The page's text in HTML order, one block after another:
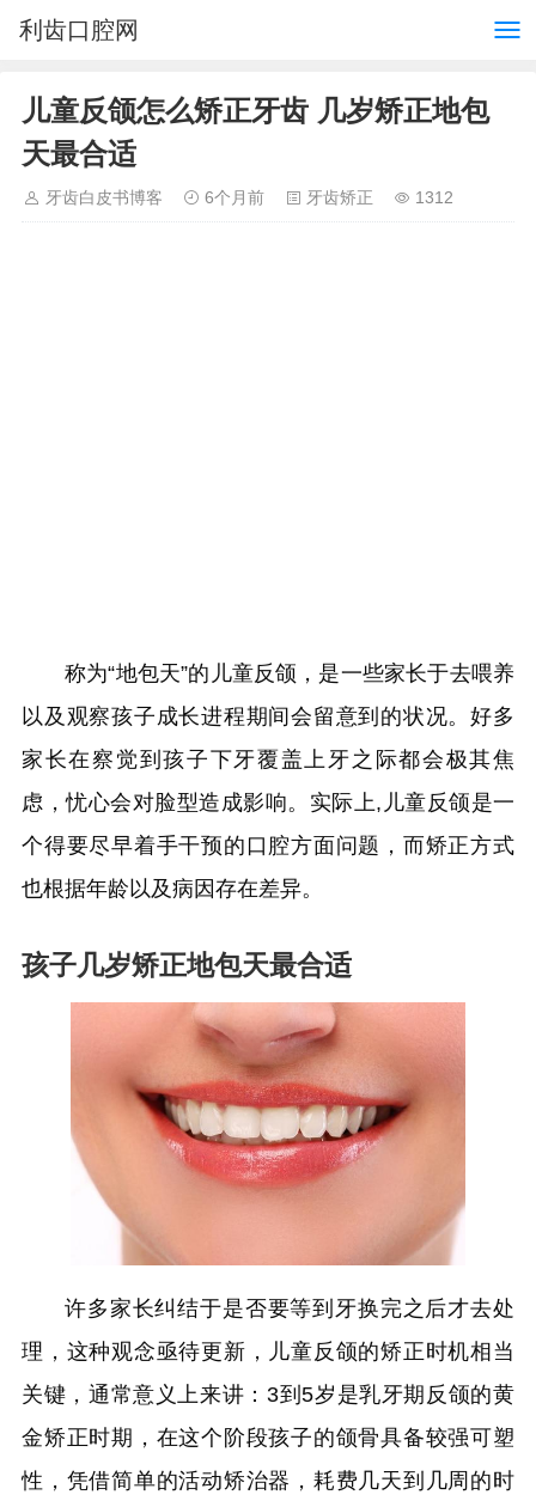
利齿口腔网
儿童反颌怎么矫正牙齿 几岁矫正地包
天最合适
牙齿白皮书博客 6个月前 牙齿矫正 1312
称为“地包天”的儿童反颌，是一些家长于去喂养
以及观察孩子成长进程期间会留意到的状况。好多
家长在察觉到孩子下牙覆盖上牙之际都会极其焦
虑，忧心会对脸型造成影响。实际上,儿童反颌是一
个得要尽早着手干预的口腔方面问题，而矫正方式
也根据年龄以及病因存在差异。
孩子几岁矫正地包天最合适
许多家长纠结于是否要等到牙换完之后才去处
理，这种观念亟待更新，儿童反颌的矫正时机相当
关键，通常意义上来讲：3到5岁是乳牙期反颌的黄
金矫正时期，在这个阶段孩子的颌骨具备较强可塑
性，凭借简单的活动矫治器，耗费几天到几周的时